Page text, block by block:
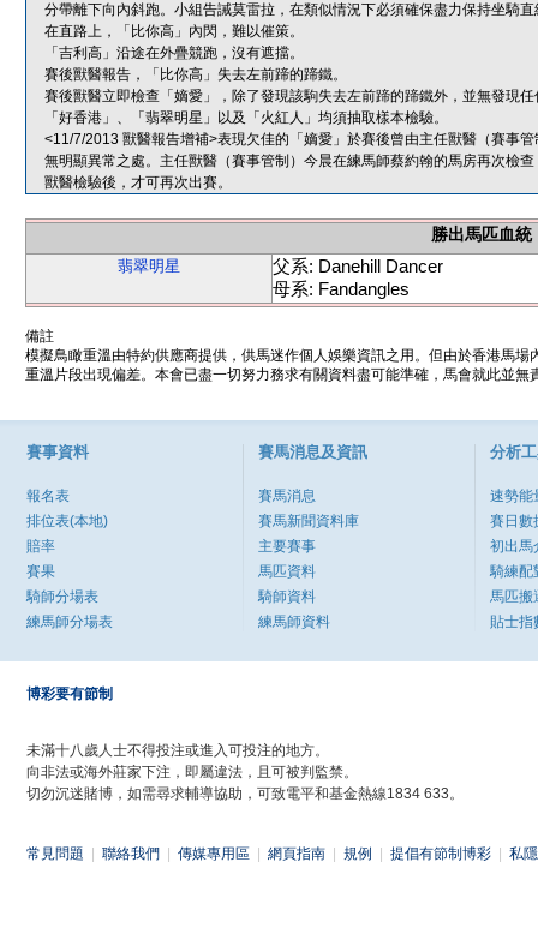
分帶離下向內斜跑。小組告誡莫雷拉，在類似情況下必須確保盡力保持坐騎直
在直路上，「比你高」內閃，難以催策。
「吉利高」沿途在外疊競跑，沒有遮擋。
賽後獸醫報告，「比你高」失去左前蹄的蹄鐵。
賽後獸醫立即檢查「嫡愛」，除了發現該駒失去左前蹄的蹄鐵外，並無發現
「好香港」、「翡翠明星」以及「火紅人」均須抽取樣本檢驗。
<11/7/2013 獸醫報告增補>表現欠佳的「嫡愛」於賽後曾由主任獸醫（賽事
無明顯異常之處。主任獸醫（賽事管制）今晨在練馬師蔡約翰的馬房再次檢
獸醫檢驗後，才可再次出賽。
勝出馬匹血統
翡翠明星
父系: Danehill Dancer
母系: Fandangles
備註
模擬鳥瞰重溫由特約供應商提供，供馬迷作個人娛樂資訊之用。但由於香港馬
重溫片段出現偏差。本會已盡一切努力務求有關資料盡可能準確，馬會就此並
賽事資料
報名表
排位表(本地)
賠率
賽果
騎師分場表
練馬師分場表
賽馬消息及資訊
賽馬消息
賽馬新聞資料庫
主要賽事
馬匹資料
騎師資料
練馬師資料
分析
速勢能
賽日數
初出馬
騎練配
馬匹搬
貼士指
博彩要有節制
未滿十八歲人士不得投注或進入可投注的地方。
向非法或海外莊家下注，即屬違法，且可被判監禁。
切勿沉迷賭博，如需尋求輔導協助，可致電平和基金熱線1834 633。
常見問題 聯絡我們 傳媒專用區 網頁指南 規例 提倡有節制博彩 私